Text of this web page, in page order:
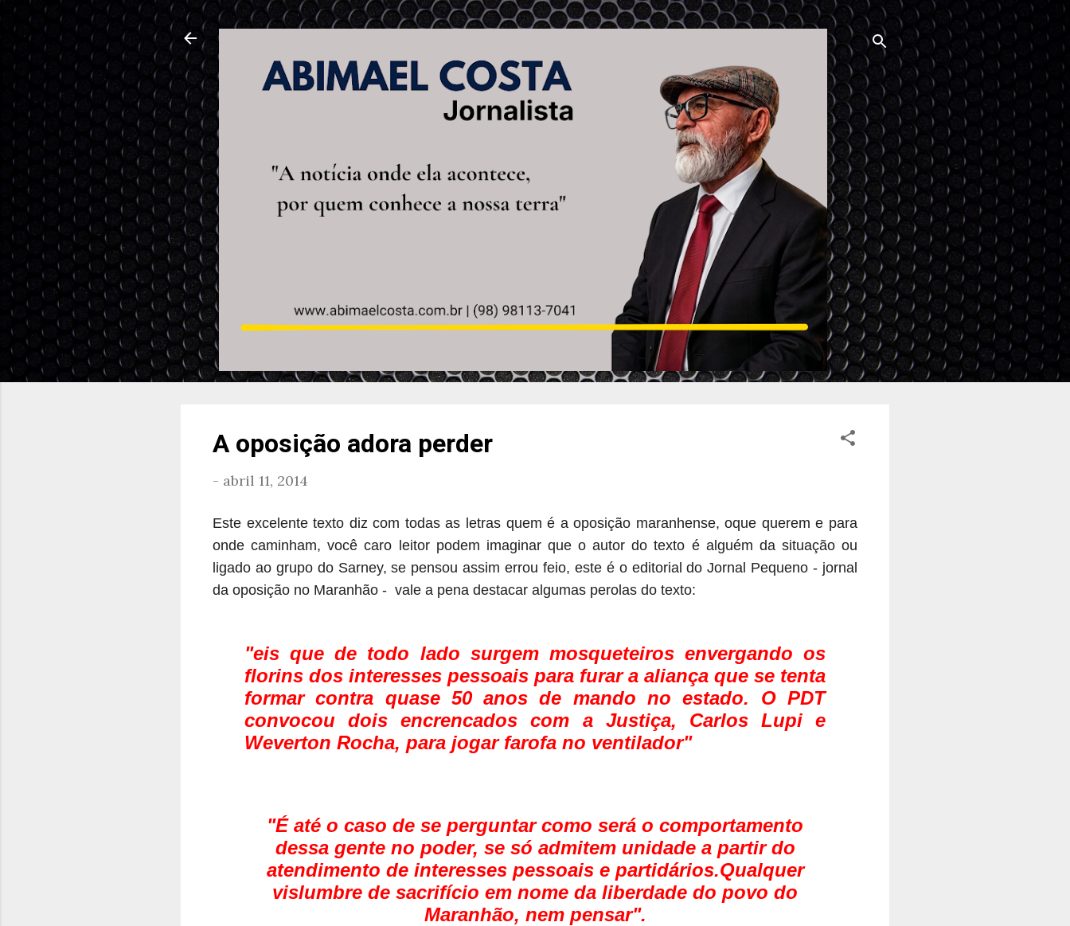
Pular para o conteúdo principal
A oposição adora perder
- abril 11, 2014
Este excelente texto diz com todas as letras quem é a oposição maranhense, oque querem e para
onde caminham, você caro leitor podem imaginar que o autor do texto é alguém da situação ou
ligado ao grupo do Sarney, se pensou assim errou feio, este é o editorial do Jornal Pequeno - jornal
da oposição no Maranhão - vale a pena destacar algumas perolas do texto:
"eis que de todo lado surgem mosqueteiros envergando os
florins dos interesses pessoais para furar a aliança que se tenta
formar contra quase 50 anos de mando no estado. O PDT
convocou dois encrencados com a Justiça, Carlos Lupi e
Weverton Rocha, para jogar farofa no ventilador"
"É até o caso de se perguntar como será o comportamento
dessa gente no poder, se só admitem unidade a partir do
atendimento de interesses pessoais e partidários.Qualquer
vislumbre de sacrifício em nome da liberdade do povo do
Maranhão, nem pensar".